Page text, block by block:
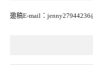
邀稿E-mail：